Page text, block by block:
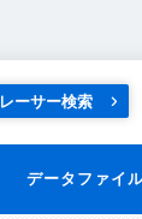
レーサー検索
データファイ